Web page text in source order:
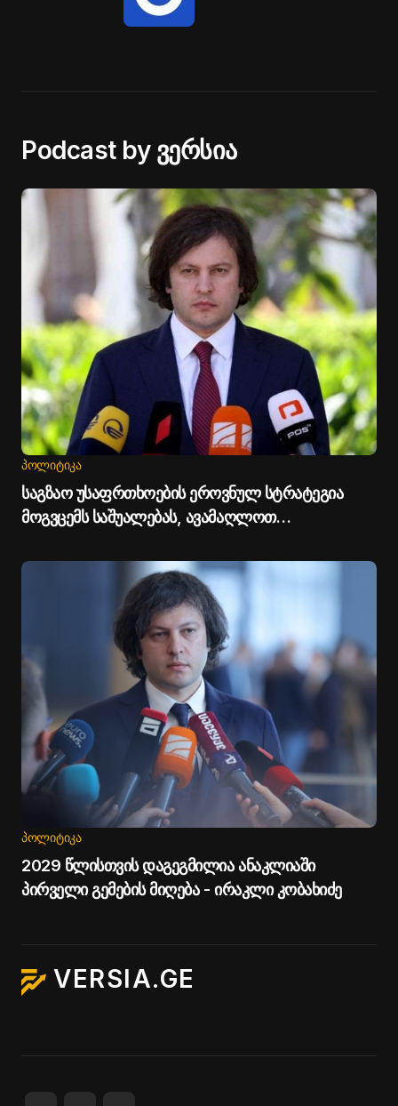
Podcast by ვერსია
ᲞᲝᲚᲘᲢᲘᲙᲐ
საგზაო უსაფრთხოების ეროვნულ სტრატეგია
მოგვცემს საშუალებას, ავამაღლოთ
პრემიერი
ᲞᲝᲚᲘᲢᲘᲙᲐ
2029 წლისთვის დაგეგმილია ანაკლიაში
პირველი გემების მიღება - ირაკლი კობახიძე
VERSIA.GE